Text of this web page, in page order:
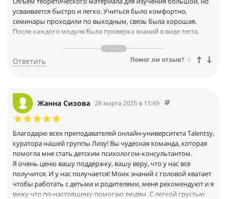
усваивается быстро и легко. Учиться было комфортно,
семинары проходили по выходным, связь была хорошая.
После каждого модуля была проверка знаний в виде теста,
нами работали топовые психологи.
Ответить Помог ли отзыв? 0
Жанна Сизова 28 марта 2025 в 15:49
Благодарю всех преподавателей онлайн-университета Talentsy,
куратора нашей группы Лизу! Вы чудесная команда, которая
помогла мне стать детским психологом-консультантом.
Я очень ценю вашу поддержку, вашу веру, что у нас все
получится. И у нас получается! Моих знаний с головой хватает
чтобы работать с детьми и родителями, меня рекомендуют и я
вижу что по-настоящему помогаю людям. С легкой грустью